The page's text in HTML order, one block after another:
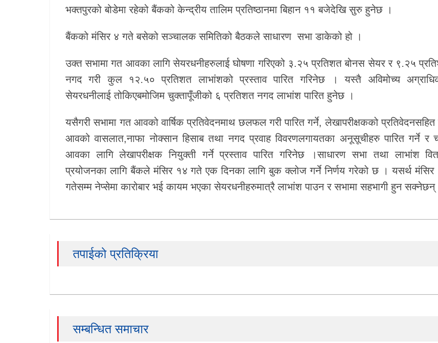
भक्तपुरको बोडेमा रहेको बैंकको केन्द्रीय तालिम प्रतिष्ठानमा बिहान ११ बजेदेखि सुरु हुनेछ ।
बैंकको मंसिर ४ गते बसेको सञ्चालक समितिको बैठकले साधारण सभा डाकेको हो ।
उक्त सभामा गत आवका लागि सेयरधनीहरुलाई घोषणा गरिएको ३.२५ प्रतिशत बोनस सेयर र ९.२५
नगद गरी कुल १२.५० प्रतिशत लाभांशको प्रस्ताव पारित गरिनेछ । यस्तै अविमोच्य
सेयरधनीलाई तोकिएबमोजिम चुक्तापूँजीको ६ प्रतिशत नगद लाभांश पारित हुनेछ ।
यसैगरी सभामा गत आवको वार्षिक प्रतिवेदनमाथ छलफल गरी पारित गर्ने, लेखापरीक्षकको
आवको वासलात,नाफा नोक्सान हिसाब तथा नगद प्रवाह विवरणलगायतका अनूसूचीहरु पारित गर्ने र
आवका लागि लेखापरीक्षक नियुक्ती गर्ने प्रस्ताव पारित गरिनेछ ।साधारण सभा तथा लाभांश
प्रयोजनका लागि बैंकले मंसिर १४ गते एक दिनका लागि बुक क्लोज गर्ने निर्णय गरेको छ । यसर्थ
गतेसम्म नेप्सेमा कारोबार भई कायम भएका सेयरधनीहरुमात्रै लाभांश पाउन र सभामा सहभागी हुन
तपाईको प्रतिक्रिया
सम्बन्धित समाचार